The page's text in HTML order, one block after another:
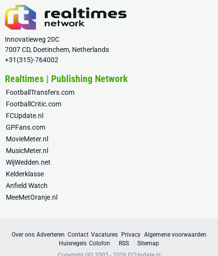
Innovatieweg 20C
7007 CD, Doetinchem, Netherlands
+31(315)-764002
Realtimes | Publishing Network
FootballTransfers.com
FootballCritic.com
FCUpdate.nl
GPFans.com
MovieMeter.nl
MusicMeter.nl
WijWedden.net
Kelderklasse
Anfield Watch
MeeMetOranje.nl
Over ons Adverteren Contact Vacatures Privacy Algemene voorwaarden
Huisregels Colofon RSS
Sitemap